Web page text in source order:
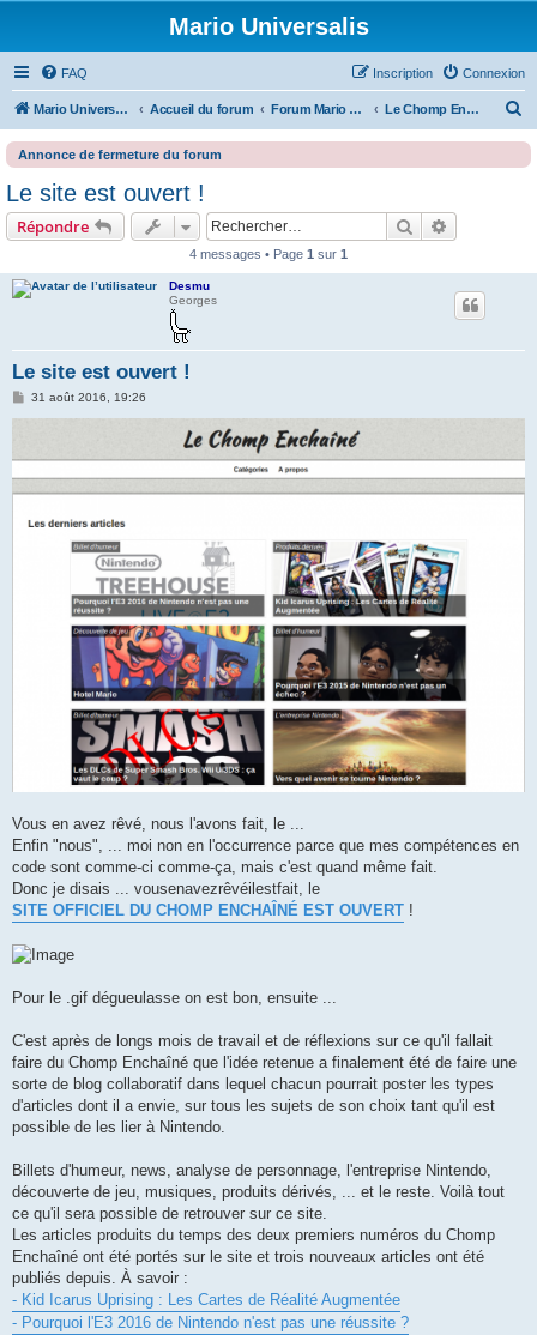
Mario Universalis
FAQ Connexion
Inscription
Mario Universalis Accueil du forum Forum Mario Universalis Le Chomp Enchainé
c
Annonce de fermeture du forum
Le site est ouvert !
Répondre Rechercher
4 messages • Page 1 sur 1
Desmu
Georges
Le site est ouvert !
M
e
31 août 2016, 19:26
Vous en avez rêvé, nous l'avons fait, le ...
Enfin "nous", ... moi non en l'occurrence parce que mes compétences en
code sont comme-ci comme-ça, mais c'est quand même fait.
Donc je disais ... vousenavezrêvéilestfait, le
SITE OFFICIEL DU CHOMP ENCHAÎNÉ EST OUVERT !
Pour le .gif dégueulasse on est bon, ensuite ...
C'est après de longs mois de travail et de réflexions sur ce qu'il fallait
faire du Chomp Enchaîné que l'idée retenue a finalement été de faire une
sorte de blog collaboratif dans lequel chacun pourrait poster les types
d'articles dont il a envie, sur tous les sujets de son choix tant qu'il est
possible de les lier à Nintendo.
Billets d'humeur, news, analyse de personnage, l'entreprise Nintendo,
découverte de jeu, musiques, produits dérivés, ... et le reste. Voilà tout
ce qu'il sera possible de retrouver sur ce site.
Les articles produits du temps des deux premiers numéros du Chomp
Enchaîné ont été portés sur le site et trois nouveaux articles ont été
publiés depuis. À savoir :
- Kid Icarus Uprising : Les Cartes de Réalité Augmentée
- Pourquoi l'E3 2016 de Nintendo n'est pas une réussite ?